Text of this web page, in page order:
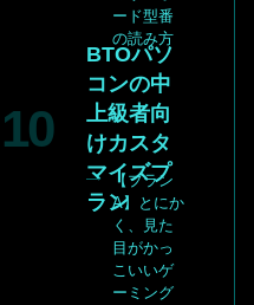
ード型番
の読み方
BTOパソ
コンの中
上級者向
けカスタ
マイズプ
ラン
【プラン
A】とにか
く、見た
目がかっ
こいいゲ
ーミング